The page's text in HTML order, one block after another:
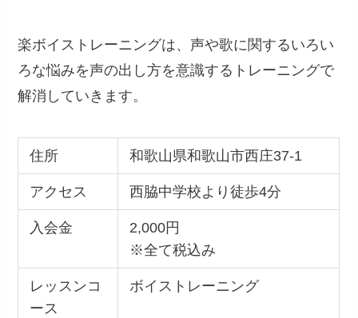
楽ボイストレーニングは、声や歌に関するいろい
ろな悩みを声の出し方を意識するトレーニングで
解消していきます。
住所 和歌山県和歌山市西庄37-1
アクセス 西脇中学校より徒歩4分
入会金
2,000円
※全て税込み
レッスンコ
ース
ボイストレーニング